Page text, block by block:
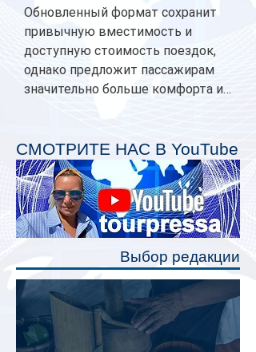
Обновленный формат сохранит
привычную вместимость и
доступную стоимость поездок,
однако предложит пассажирам
значительно больше комфорта и
планируется начать в 2027 году.
Одним из главных нововведений
станут индивидуальные шторки у
каждого спального места. Они
позволят пассажирам закрыть свою
полку во время сна или отдыха,
СМОТРИТЕ НАС В YouTube
Выбор редакции